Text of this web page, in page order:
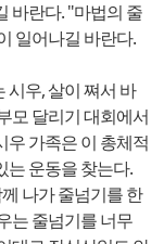
바란다. "마법의 줄
일어나길 바란다.
시우, 살이 쪄서 바
모 달리기 대회에서
우 가족은 이 총체적
는 운동을 찾는다.
나가 줄넘기를 한
는 줄넘기를 너무